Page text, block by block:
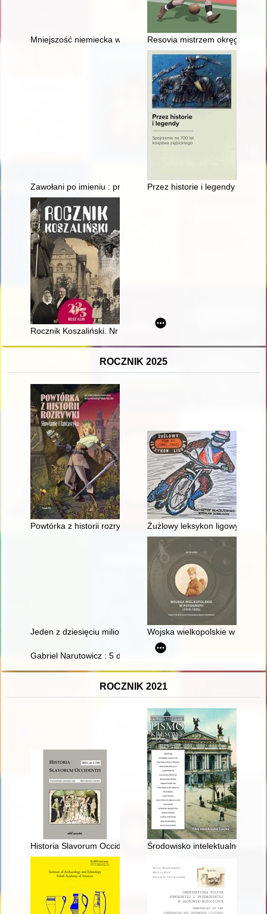
Mniejszość niemiecka w faktach i liczbachResovia mistrzem okręgu
Zawołani po imieniu : program poświęcony Polakom
Przez historie i legendy :
Rocznik Koszaliński. Nr 51 (2023) [druk:] 2024
ROCZNIK 2025
Powtórka z historii rozrywki : Słowianie i fantastyka
Żużlowy leksykon ligowy. T. 15,
Jeden z dziesięciu milionów Wojska wielkopolskie w
Gabriel Narutowicz : 5 dni i jedno przesłanie
ROCZNIK 2021
Historia Slavorum Occidentis : czasopismo historyczne =
Środowisko intelektualne